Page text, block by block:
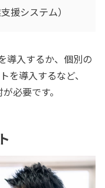
援システム）
導入するか、個別の
を導入するなど、
必要です。